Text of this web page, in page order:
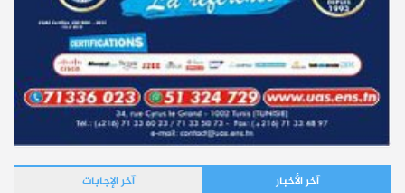
آخر الأخبار آخر الإجابات